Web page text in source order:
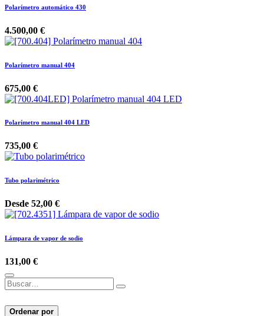
Polarímetro automático 430
4.500,00 €
Polarímetro manual 404
675,00 €
Polarímetro manual 404 LED
735,00 €
Tubo polarimétrico
Desde 52,00 €
Lámpara de vapor de sodio
131,00 €
Ordenar por